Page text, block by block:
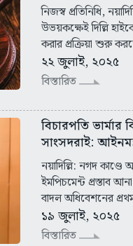
নিজস্ব প্রতিনিধি,
উভয়কক্ষেই দিল্লি
করার প্রক্রিয়া শুরু
২২ জুলাই, ২০২৫
বিস্তারিত
বিচারপতি ভার্মার
সাংসদরাই:
নয়াদিল্লি: নগদ কাণ্ডে
ইমপিচমেন্ট প্রস্তাব
বাদল অধিবেশনের
১৯ জুলাই, ২০২৫
বিস্তারিত